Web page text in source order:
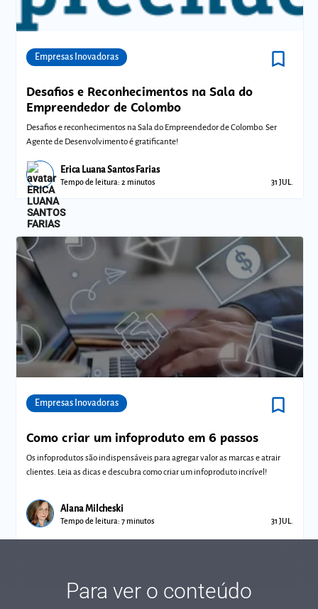
Empresas Inovadoras bookmark_border
Desafios e Reconhecimentos na Sala do
Empreendedor de Colombo
Desafios e reconhecimentos na Sala do Empreendedor de Colombo. Ser
Agente de Desenvolvimento é gratificante!
Erica Luana Santos Farias
Tempo de leitura: 2 minutos 31 JUL.
Empresas Inovadoras bookmark_border
Como criar um infoproduto em 6 passos
Os infoprodutos são indispensáveis para agregar valor as marcas e atrair
clientes. Leia as dicas e descubra como criar um infoproduto incrível!
Alana Milcheski
Tempo de leitura: 7 minutos 31 JUL.
Para ver o conteúdo